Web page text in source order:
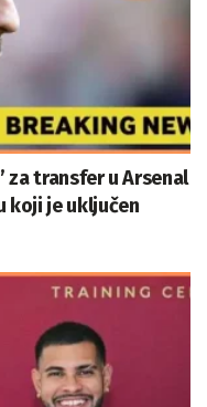
za transfer u Arsenal
koji je uključen